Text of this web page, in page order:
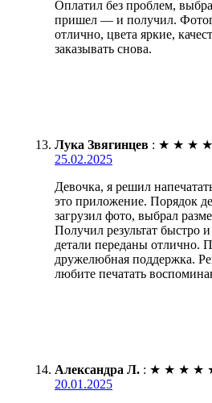
Оплатил без проблем,
пришел — и получил.
отлично, цвета яркие,
заказывать снова.
Лука Звягинцев : ★ ★ ★ ★
25.02.2025
Девочка, я решил
это приложение. Порядок
загрузил фото, выбрал
Получил результат быстро
детали переданы отлично.
дружелюбная поддержка.
любите печатать
Александра Л. : ★ ★ ★ ★
20.01.2025